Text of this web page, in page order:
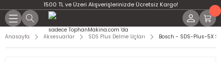
1500 TL ve Üzeri Alışverişlerinizde Ücretsiz Kargo!
Anasayfa Aksesuarlar SDS Plus Delme Uçları Bosch - SDS-Plus-5X